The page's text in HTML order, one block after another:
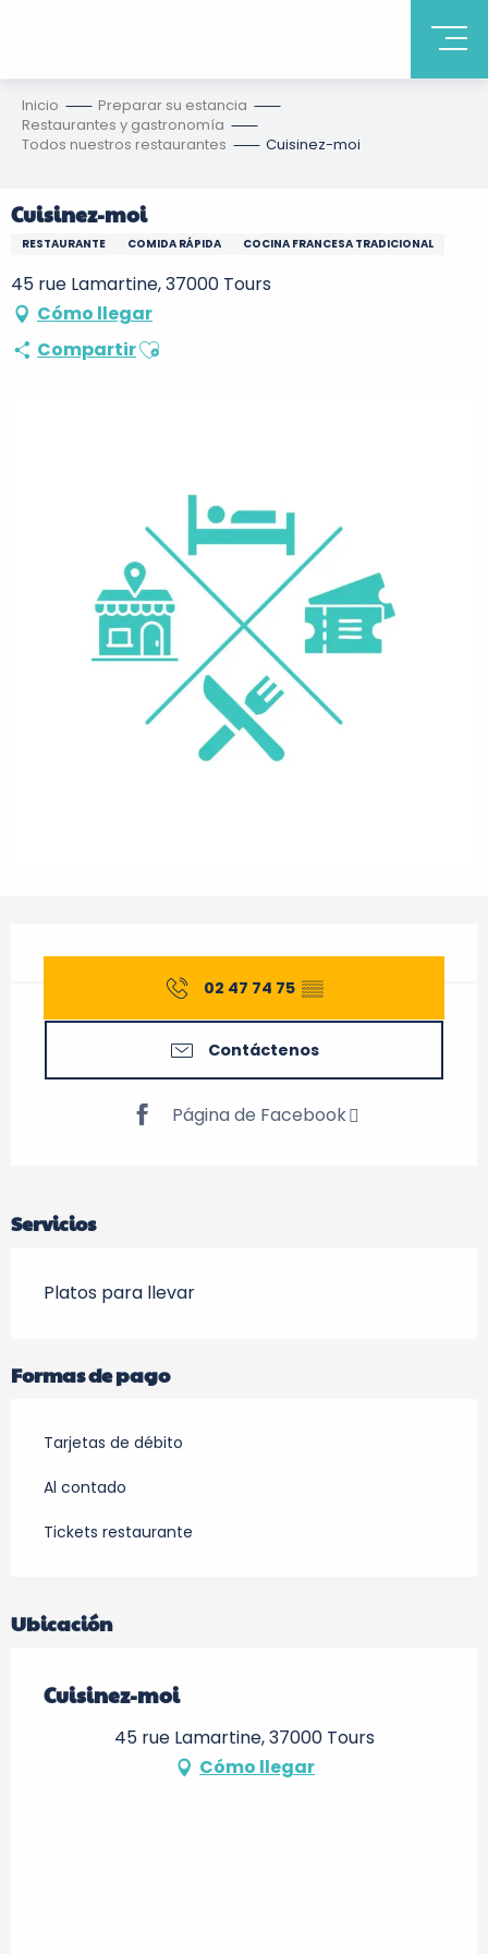
Inicio
Preparar su estancia
Restaurantes y gastronomía
Todos nuestros restaurantes
Cuisinez-moi
Cuisinez-moi
RESTAURANTE COMIDA RÁPIDA COCINA FRANCESA TRADICIONAL
45 rue Lamartine, 37000 Tours
Cómo llegar
CompartirAjouter aux favoris
02 47 74 75 ▒▒
Contáctenos
Página de Facebook
Servicios
Platos para llevar
Formas de pago
Tarjetas de débito
Al contado
Tickets restaurante
Ubicación
Cuisinez-moi
45 rue Lamartine, 37000 Tours
Cómo llegar